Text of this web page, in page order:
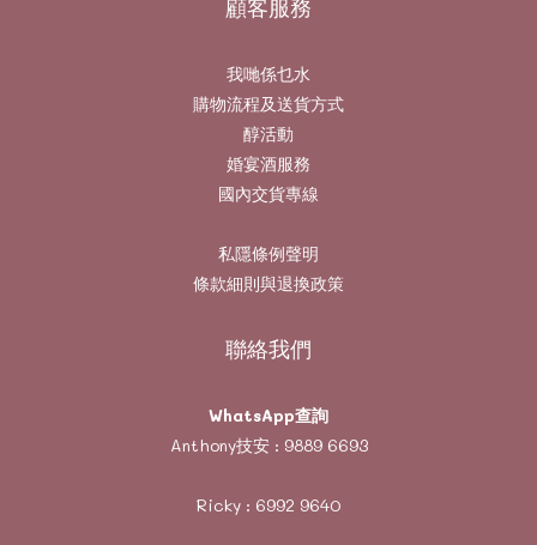
顧客服務
我哋係乜水
購物流程及送貨方式
醇活動
婚宴酒服務
國內交貨專線
私隱條例聲明
條款細則與退換政策
聯絡我們
WhatsApp查詢
Anthony技安 : 9889 6693
Ricky : 6992 9640